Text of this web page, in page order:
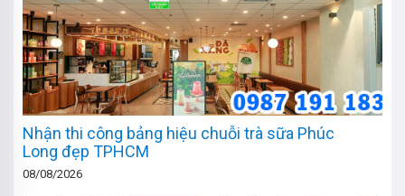
Nhận thi công bảng hiệu chuỗi trà sữa Phúc
Long đẹp TPHCM
08/08/2026